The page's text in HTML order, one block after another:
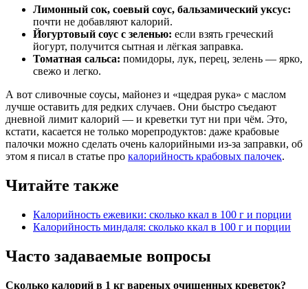
Лимонный сок, соевый соус, бальзамический уксус:
почти не добавляют калорий.
Йогуртовый соус с зеленью: если взять греческий
йогурт, получится сытная и лёгкая заправка.
Томатная сальса: помидоры, лук, перец, зелень — ярко,
свежо и легко.
А вот сливочные соусы, майонез и «щедрая рука» с маслом
лучше оставить для редких случаев. Они быстро съедают
дневной лимит калорий — и креветки тут ни при чём. Это,
кстати, касается не только морепродуктов: даже крабовые
палочки можно сделать очень калорийными из-за заправки, об
этом я писал в статье про калорийность крабовых палочек.
Читайте также
Калорийность ежевики: сколько ккал в 100 г и порции
Калорийность миндаля: сколько ккал в 100 г и порции
Часто задаваемые вопросы
Сколько калорий в 1 кг вареных очищенных креветок?